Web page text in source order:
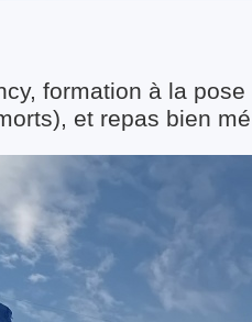
formation à la
et repas bien